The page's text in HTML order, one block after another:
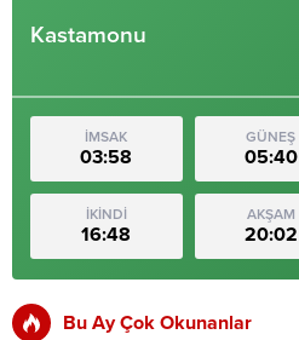
Kastamonu
İMSAK
03:58
GÜNEŞ
05:40
İKİNDİ
16:48
AKŞAM
20:02
Bu Ay Çok Okunanlar